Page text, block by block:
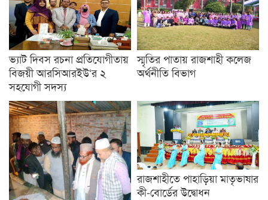
ভ্যাট দিবস রচনা প্রতিযোগীতায়
বিজয়ী আরসিআরইউ‘র ২
সহযোগী সদস্য
স্মৃতির পাতায় রাজশাহী কলেজ
অর্থনীতি বিভাগ
রাজশাহীতে পাহাড়িয়া মাতৃভাষার
কী-বোর্ডের উদ্বোধন